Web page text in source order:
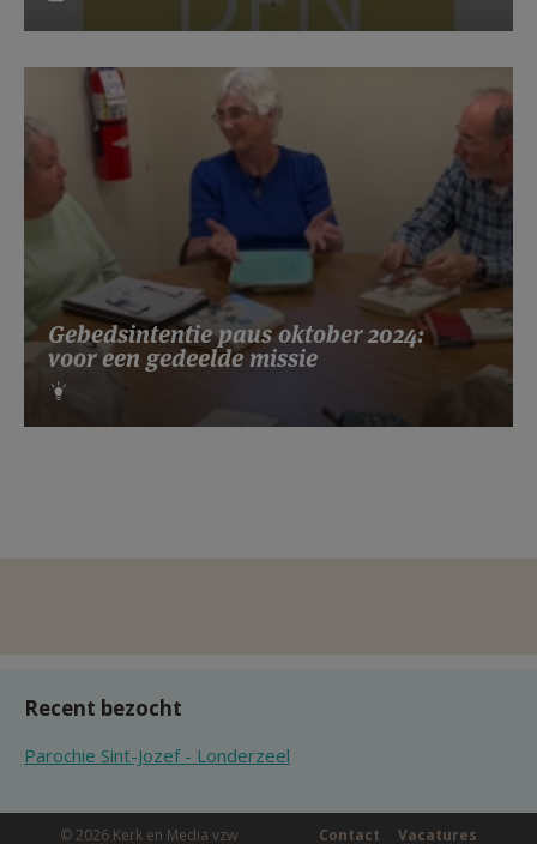
Gebedsintentie paus oktober 2024:
voor een gedeelde missie
Recent bezocht
Parochie Sint-Jozef - Londerzeel
© 2026 Kerk en Media vzw Vacatures
Contact